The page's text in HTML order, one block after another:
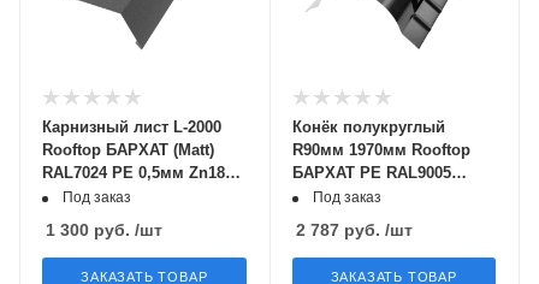
Карнизный лист L-2000
Rooftop БАРХАТ (Matt)
RAL7024 PE 0,5мм Zn180
МКПод заказ
1 300 руб. /шт
ЗАКАЗАТЬ ТОВАР
Конёк полукруглый
R90мм 1970мм Rooftop
БАРХАТ PE RAL9005
0,5мм Zn180
Под заказ
2 787руб. /шт
ЗАКАЗАТЬ ТОВАР